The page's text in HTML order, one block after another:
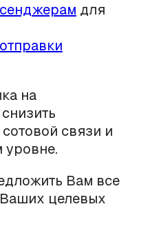
для
на
связи и
Вам все
целевых